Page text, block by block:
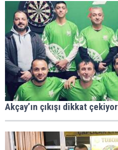
Akçay’ın çıkışı dikkat çekiyor